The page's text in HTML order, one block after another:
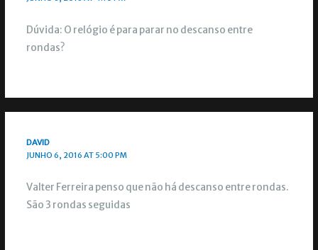
Dúvida: O relógio é para parar no descanso entre
rondas?
DAVID
JUNHO 6, 2016 AT 5:00 PM
Valter Ferreira penso que não há descanso entre rondas.
São 3 rondas seguidas